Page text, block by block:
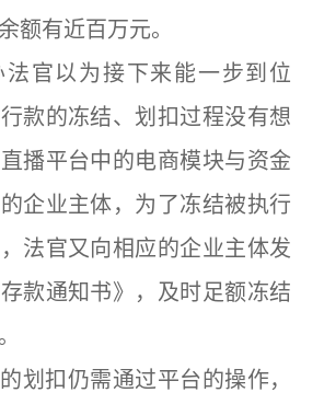
额有近百万元。
官以为接下来能一步到位
款的冻结、划扣过程没有想
播平台中的电商模块与资金
企业主体，为了冻结被执行
法官又向相应的企业主体发
款通知书》，及时足额冻结
扣仍需通过平台的操作，